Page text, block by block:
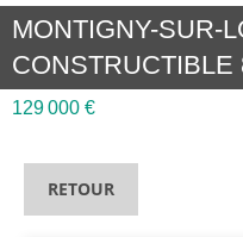
MONTIGNY-SUR-
CONSTRUCTIBLE
129 000 €
RETOUR